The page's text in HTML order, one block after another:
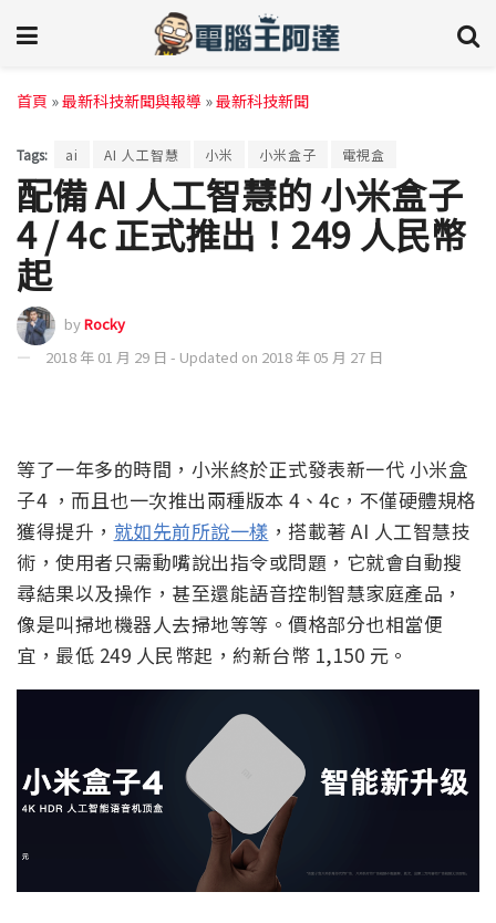
首頁 »最新科技新聞與報導 »最新科技新聞
Tags: ai AI 人工智慧 小米 小米盒子 電視盒
配備 AI 人工智慧的 小米盒子
4 / 4c 正式推出！249 人民幣
起
byRocky
2018 年 01 月 29 日 - Updated on 2018 年 05 月 27 日
等了一年多的時間，小米終於正式發表新一代 小米盒
子4 ，而且也一次推出兩種版本 4、4c，不僅硬體規格
獲得提升， 就如先前所說一樣 ，搭載著 AI 人工智慧技
術，使用者只需動嘴說出指令或問題，它就會自動搜
尋結果以及操作，甚至還能語音控制智慧家庭產品，
像是叫掃地機器人去掃地等等。價格部分也相當便
宜，最低 249 人民幣起，約新台幣 1,150 元。